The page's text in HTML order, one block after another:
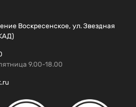
Воскресенское, ул. Звездная
9.00-18.00